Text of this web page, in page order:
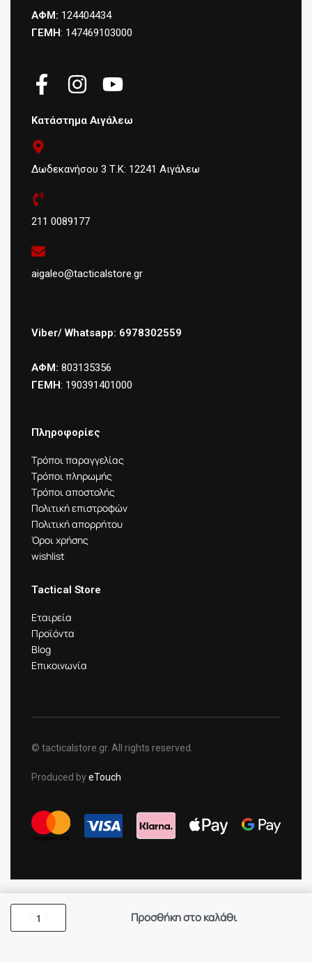
ΑΦΜ: 124404434
ΓΕΜΗ: 147469103000
Κατάστημα Αιγάλεω
Δωδεκανήσου 3 Τ.Κ: 12241 Αιγάλεω
211 0089177
aigaleo@tacticalstore.gr
Viber/ Whatsapp: 6978302559
ΑΦΜ: 803135356
ΓΕΜΗ: 190391401000
Πληροφορίες
Τρόποι παραγγελίας
Τρόποι πληρωμής
Τρόποι αποστολής
Πολιτική επιστροφών
Πολιτική απορρήτου
Όροι χρήσης
wishlist
Tactical Store
Εταιρεία
Προϊόντα
Blog
Επικοινωνία
© tacticalstore.gr. All rights reserved.
Produced byeTouch
Προσθήκη στο καλάθι